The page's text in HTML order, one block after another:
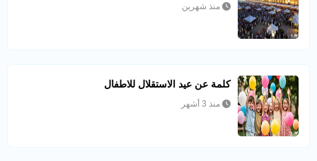
منذ شهرين
كلمة عن عيد الاستقلال للاطفال
منذ 3 أشهر